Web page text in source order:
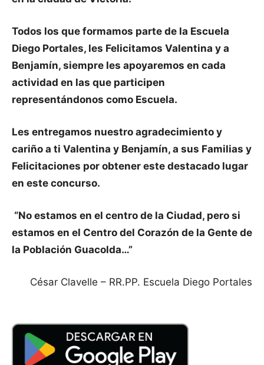
Todos los que formamos parte de la Escuela
Diego Portales, les Felicitamos Valentina y a
Benjamín, siempre les apoyaremos en cada
actividad en las que participen
representándonos como Escuela.
Les entregamos nuestro agradecimiento y
cariño a ti Valentina y Benjamín, a sus Familias y
Felicitaciones por obtener este destacado lugar
en este concurso.
“No estamos en el centro de la Ciudad, pero si
estamos en el Centro del Corazón de la Gente de
la Población Guacolda…”
César Clavelle – RR.PP. Escuela Diego Portales